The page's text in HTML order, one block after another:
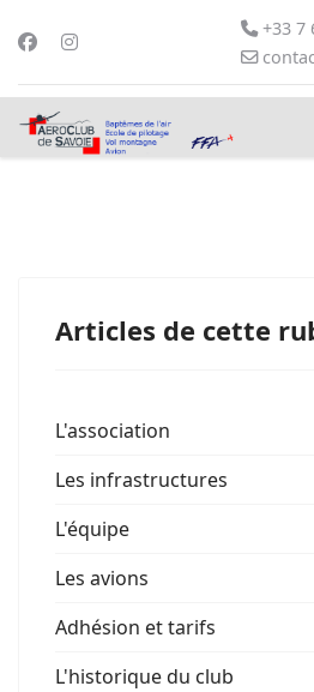
+33 7
Articles de cette
L'association
Les infrastructures
L'équipe
Les avions
Adhésion et tarifs
L'historique du club